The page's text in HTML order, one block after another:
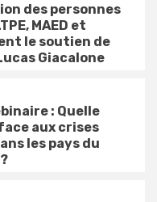
des personnes
MAED et
le soutien de
Giacalone
: Quelle
aux crises
les pays du